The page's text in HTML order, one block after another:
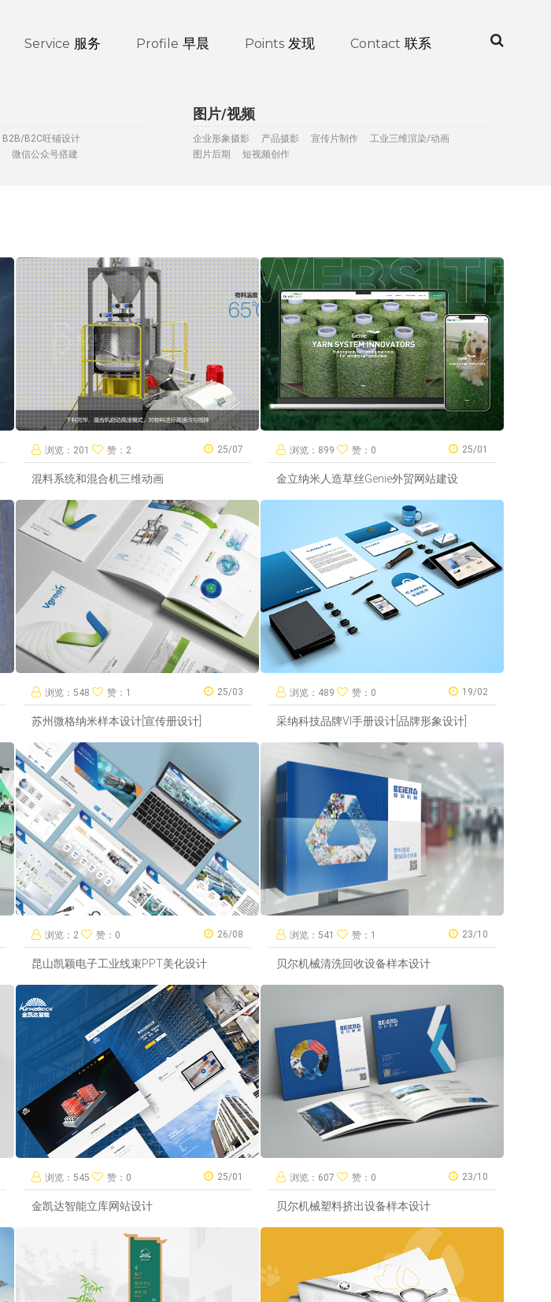
Service 服务 Profile 早晨 Points 发现 Contact 联系
B2B/B2C旺铺设计
微信公众号搭建
图片/视频
企业形象摄影 产品摄影 宣传片制作
工业三维渲染/动画
图片后期
短视频创作
浏览：201 赞：2 25/07
混料系统和混合机三维动画
浏览：899 赞：0 25/01
金立纳米人造草丝Genie外贸网站建设
浏览：548 赞：1 25/03
苏州微格纳米样本设计[宣传册设计]
浏览：489 赞：0 19/02
采纳科技品牌VI手册设计[品牌形象设计]
浏览：2 赞：0 26/08
昆山凯颖电子工业线束PPT美化设计
浏览：541 赞：1 23/10
贝尔机械清洗回收设备样本设计
浏览：545 赞：0 25/01
金凯达智能立库网站设计
浏览：607 赞：0 23/10
贝尔机械塑料挤出设备样本设计